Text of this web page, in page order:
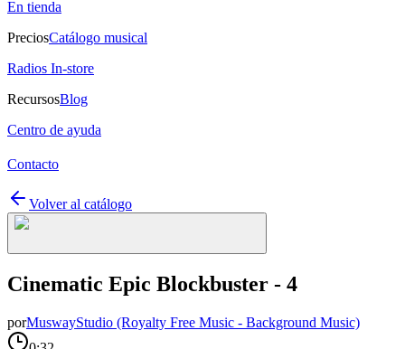
En tienda
PreciosCatálogo musical
Radios In-store
RecursosBlog
Centro de ayuda
Contacto
Volver al catálogo
Cinematic Epic Blockbuster - 4
porMuswayStudio (Royalty Free Music - Background Music)